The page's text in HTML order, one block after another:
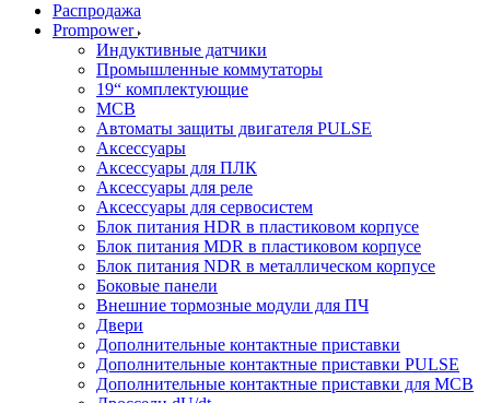
Распродажа
Prompower
Индуктивные датчики
Промышленные коммутаторы
19“ комплектующие
MCB
Автоматы защиты двигателя PULSE
Аксессуары
Аксессуары для ПЛК
Аксессуары для реле
Аксессуары для сервосистем
Блок питания HDR в пластиковом корпусе
Блок питания MDR в пластиковом корпусе
Блок питания NDR в металлическом корпусе
Боковые панели
Внешние тормозные модули для ПЧ
Двери
Дополнительные контактные приставки
Дополнительные контактные приставки PULSE
Дополнительные контактные приставки для MCB